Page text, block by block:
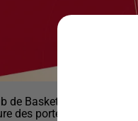
de Basket ESMPBB
des portes à 12h30